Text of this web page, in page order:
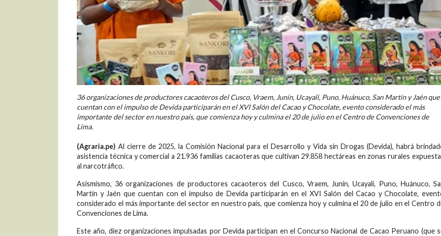
36 organizaciones de productores cacaoteros del Cusco, Vraem, Junín, Ucayali, Puno, Huánuco, San Martín y Jaén que
cuentan con el impulso de Devida participarán en el XVI Salón del Cacao y Chocolate, evento considerado el más
importante del sector en nuestro país, que comienza hoy y culmina el 20 de julio en el Centro de Convenciones de
Lima.
(Agraria.pe) Al cierre de 2025, la Comisión Nacional para el Desarrollo y Vida sin Drogas (Devida), habrá
asistencia técnica y comercial a 21.936 familias cacaoteras que cultivan 29.858 hectáreas en zonas rurales
al narcotráfico.
Asismismo, 36 organizaciones de productores cacaoteros del Cusco, Vraem, Junín, Ucayali, Puno, Huánuco,
Martín y Jaén que cuentan con el impulso de Devida participarán en el XVI Salón del Cacao y Chocolate,
considerado el más importante del sector en nuestro país, que comienza hoy y culmina el 20 de julio en el Centro
Convenciones de Lima.
Este año, diez organizaciones impulsadas por Devida participan en el Concurso Nacional de Cacao Peruano (que